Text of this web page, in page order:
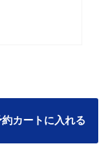
カートに入れる